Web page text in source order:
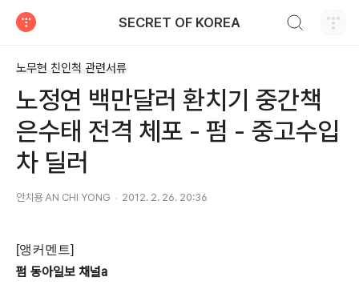
SECRET OF KOREA
노무현 친인척 관련서류
노정연 백만달러 환치기 중간책
은수태 전격 체포 - 펌 - 중고수입
차 딜러
안치용 AN CHI YONG 2012. 2. 26. 20:36
[앵커멘트]
펌 동아일보 채널a